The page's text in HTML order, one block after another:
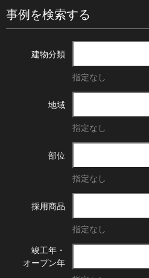
事例を検索する
建物分類
指定なし
地域
指定なし
部位
指定なし
採用商品
指定なし
竣工年・
オープン年